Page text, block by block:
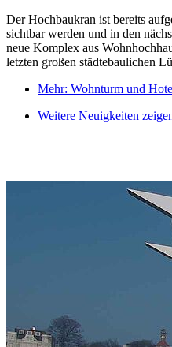
Der Hochbaukran ist bereits
sichtbar werden und in den
neue Komplex aus
letzten großen städtebaulichen
Mehr: Wohnturm und
Weitere Neuigkeiten